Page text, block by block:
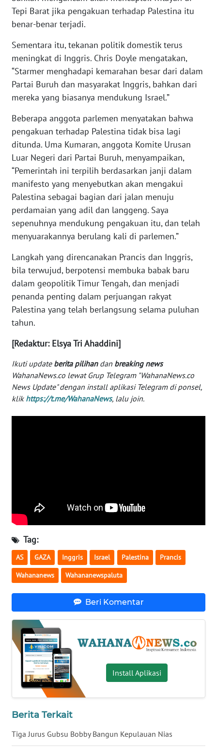
Tepi Barat jika pengakuan terhadap Palestina itu
benar-benar terjadi.
Sementara itu, tekanan politik domestik terus
meningkat di Inggris. Chris Doyle mengatakan,
“Starmer menghadapi kemarahan besar dari dalam
Partai Buruh dan masyarakat Inggris, bahkan dari
mereka yang biasanya mendukung Israel.”
Beberapa anggota parlemen menyatakan bahwa
pengakuan terhadap Palestina tidak bisa lagi
ditunda. Uma Kumaran, anggota Komite Urusan
Luar Negeri dari Partai Buruh, menyampaikan,
“Pemerintah ini terpilih berdasarkan janji dalam
manifesto yang menyebutkan akan mengakui
Palestina sebagai bagian dari jalan menuju
perdamaian yang adil dan langgeng. Saya
sepenuhnya mendukung pengakuan itu, dan telah
menyuarakannya berulang kali di parlemen.”
Langkah yang direncanakan Prancis dan Inggris,
bila terwujud, berpotensi membuka babak baru
dalam geopolitik Timur Tengah, dan menjadi
penanda penting dalam perjuangan rakyat
Palestina yang telah berlangsung selama puluhan
tahun.
[Redaktur: Elsya Tri Ahaddini]
Ikuti update berita pilihandan breaking news
WahanaNews.co lewat Grup Telegram "WahanaNews.co
News Update" dengan install aplikasi Telegram di ponsel,
klik https://t.me/WahanaNews, lalu join.
Tag:
AS GAZA Inggris Israel Palestina Prancis
Wahananews Wahananewspaluta
Beri Komentar
Install Aplikasi
Berita Terkait
Tiga Jurus Gubsu Bobby Bangun Kepulauan Nias
WN
NUSANTARA
WN
JOGJA
WN
JATIM
WN
BALI
WN
KALBAR
WN
KALTENG
WN
KALTARA
WN
KALSEL
WN
KALTIM
SULSEL
WN
GORONTALO
SULUT
WN
DAIRI
WN
DANAU
TOBA
WN
LANGKAT
WN
TAPANULI
SELATAN
WN
LESUNG